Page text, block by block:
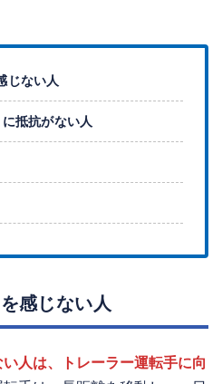
じない人
抵抗がない人
感じない人
人は、トレーラー運転手に向